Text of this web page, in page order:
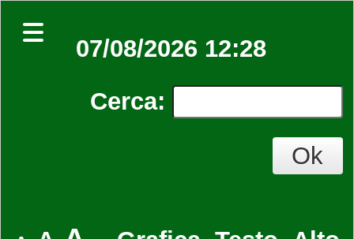
07/08/2026 12:28
Cerca: